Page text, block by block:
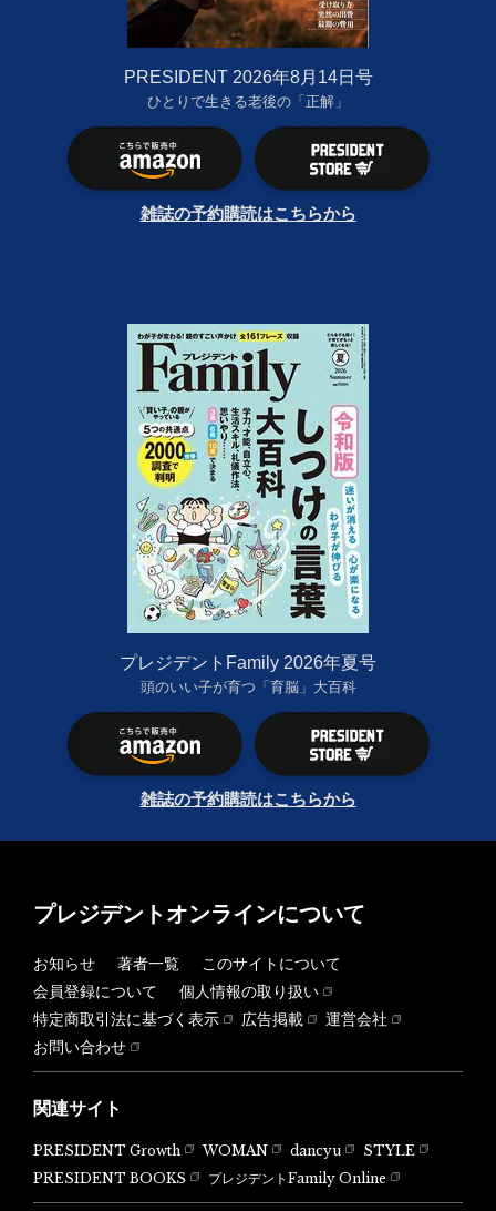
PRESIDENT 2026年8月14日号
ひとりで生きる老後の「正解」
雑誌の予約購読はこちらから
プレジデントFamily 2026年夏号
頭のいい子が育つ「育脳」大百科
雑誌の予約購読はこちらから
プレジデントオンラインについて
お知らせ 著者一覧
このサイトについて
会員登録について
個人情報の取り扱い
特定商取引法に基づく表示
広告掲載
運営会社
お問い合わせ
関連サイト
PRESIDENT Growth WOMAN dancyu
STYLE
PRESIDENT BOOKS
プレジデントFamily Online